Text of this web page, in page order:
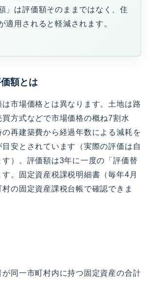
」は評価額そのままではなく、住
適用されると軽減されます。
額とは
は市場価格とは異なります。土地は路
方式などで市場価格の概ね7割水
再建築費から経過年数による減耗を
安とされています（実際の評価は自
）。評価額は3年に一度の「評価替
す。固定資産税課税明細書（毎年4月
の固定資産課税台帳で確認できま
が同一市町村内に持つ固定資産の合計